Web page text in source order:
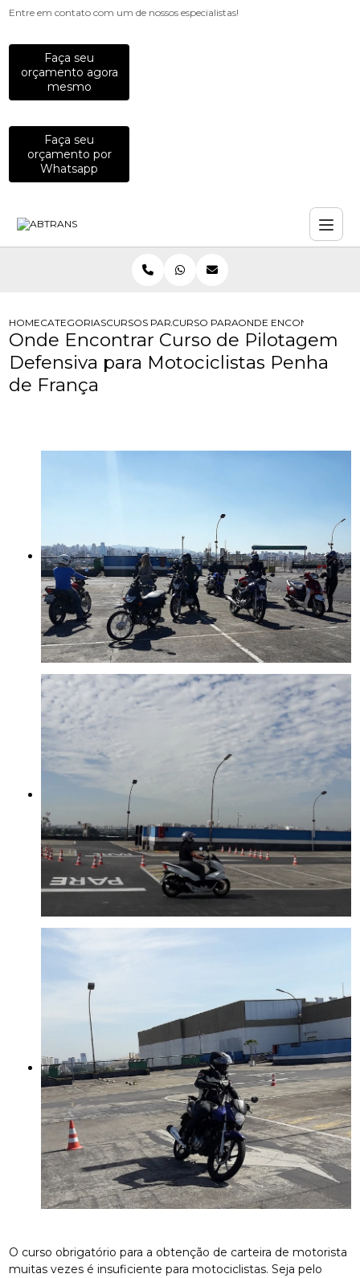
Entre em contato com um de nossos especialistas!
Faça seu
orçamento agora
mesmo
Faça seu
orçamento por
Whatsapp
HOMECATEGORIASCURSOS PARA MOTOCICLISTAS
CURSO PARA MOTOCICLISTA
ONDE ENCONTRAR
Onde Encontrar Curso de Pilotagem
Defensiva para Motociclistas Penha
de França
O curso obrigatório para a obtenção de carteira de motorista
muitas vezes é insuficiente para motociclistas. Seja pelo